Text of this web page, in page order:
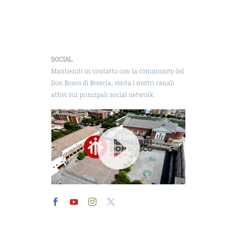
SOCIAL
Mantieniti in contatto con la community del
Don Bosco di Brescia, visita i nostri canali
attivi sui principali social network.
Player